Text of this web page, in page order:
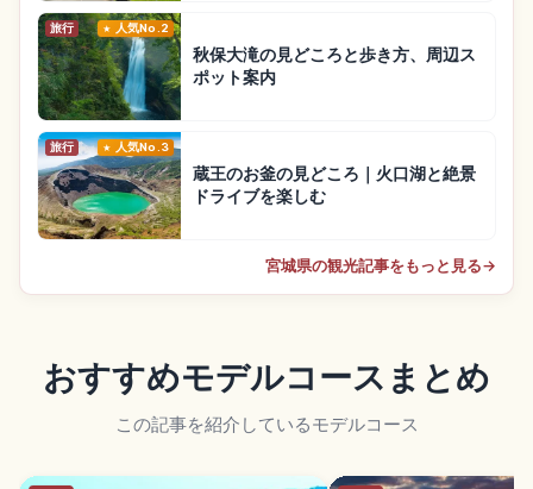
旅行 人気No.2
秋保大滝の見どころと歩き方、周辺ス
ポット案内
旅行 人気No.3
蔵王のお釜の見どころ｜火口湖と絶景
ドライブを楽しむ
宮城県の観光記事をもっと見る→
おすすめモデルコースまとめ
この記事を紹介しているモデルコース